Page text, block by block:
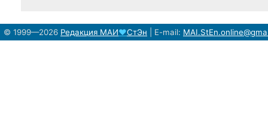
© 1999—2026 Редакция МАИ♥СтЭн E-mail: